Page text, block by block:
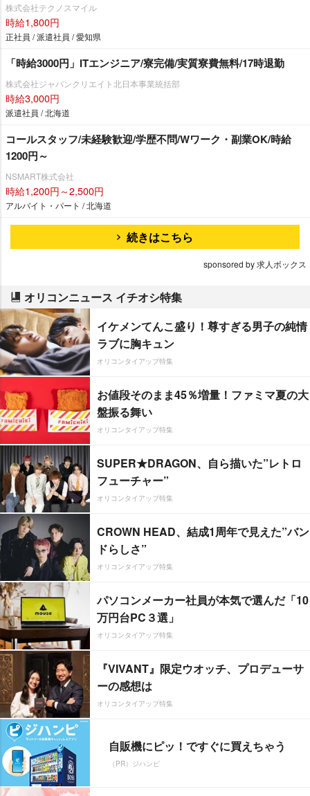
株式会社テクノスマイル
時給1,800円
正社員 / 派遣社員 / 愛知県
「時給3000円」ITエンジニア/寮完備/実質寮費無料/17時退勤
株式会社ジャパンクリエイト北日本事業統括部
時給3,000円
派遣社員 / 北海道
コールスタッフ/未経験歓迎/学歴不問/Wワーク・副業OK/時給
1200円～
NSMART株式会社
時給1,200円～2,500円
アルバイト・パート / 北海道
続きはこちら
sponsored by 求人ボックス
オリコンニュース イチオシ特集
イケメンてんこ盛り！尊すぎる男子の純情
ラブに胸キュン
オリコンタイアップ特集
お値段そのまま45％増量！ファミマ夏の大
盤振る舞い
オリコンタイアップ特集
SUPER★DRAGON、自ら描いた”レトロ
フューチャー”
オリコンタイアップ特集
CROWN HEAD、結成1周年で見えた”バン
ドらしさ”
オリコンタイアップ特集
パソコンメーカー社員が本気で選んだ「10
万円台PC３選」
オリコンタイアップ特集
『VIVANT』限定ウオッチ、プロデューサ
ーの感想は
オリコンタイアップ特集
自販機にピッ！ですぐに買えちゃう
（PR）ジハンピ